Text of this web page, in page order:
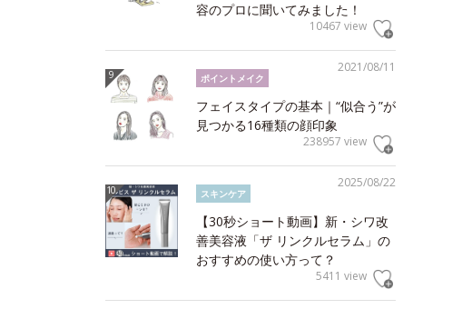
容のプロに聞いてみました！
10467 view
2021/08/11
ポイントメイク
フェイスタイプの基本｜“似合う”が
見つかる16種類の顔印象
238957 view
2025/08/22
スキンケア
【30秒ショート動画】新・シワ改
善美容液「ザ リンクルセラム」の
おすすめの使い方って？
5411 view